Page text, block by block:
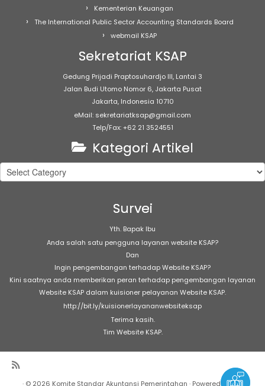
Kementerian Keuangan
The International Public Sector Accounting Standards Board
webmail KSAP
Sekretariat KSAP
Gedung Prijadi Praptosuhardjo III, Lantai 3
Jalan Budi Utomo Nomor 6, Jakarta Pusat
Jakarta, Indonesia 10710
eMail: sekretariatksap@gmail.com
Telp/Fax: +62 21 3524551
Kategori Artikel
Kategori
Artikel
Survei
Yth. Bapak Ibu
Anda salah satu pengguna layanan website KSAP?
Dan
Ingin pengembangan terhadap Website KSAP?
Kini saatnya anda memberikan peran terhadap pengembangan layanan
Website KSAP dalam kuisioner pelayanan Website KSAP.
http://bit.ly/kuisionerlayananwebsiteksap
Terima kasih.
Tim Website KSAP.
· © 2026 Komite Standar Akuntansi Pemerintahan · Powered by ·